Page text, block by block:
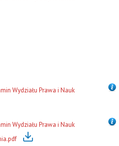
Wydziału Prawa i Nauk
Wydziału Prawa i Nauk